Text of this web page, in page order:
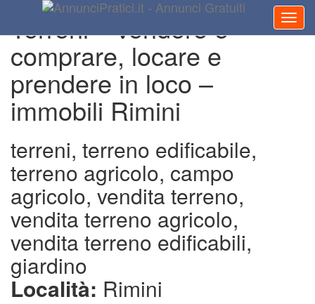
Terreni – vendere e
comprare, locare e
prendere in loco –
immobili Rimini
terreni, terreno edificabile,
terreno agricolo, campo
agricolo, vendita terreno,
vendita terreno agricolo,
vendita terreno edificabili,
giardino
Località: Rimini